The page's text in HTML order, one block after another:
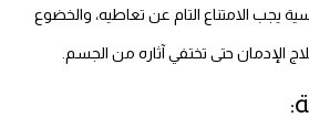
يجب الامتناع التام عن تعاطيه، والخضوع
الإدمان حتى تختفي آثاره من الجسم.